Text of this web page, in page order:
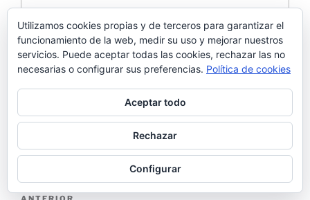
Web
Navegación
Utilizamos cookies propias y de terceros para garantizar el
funcionamiento de la web, medir su uso y mejorar nuestros
servicios. Puede aceptar todas las cookies, rechazar las no
necesarias o configurar sus preferencias. Política de cookies
Aceptar todo
Rechazar
Configurar